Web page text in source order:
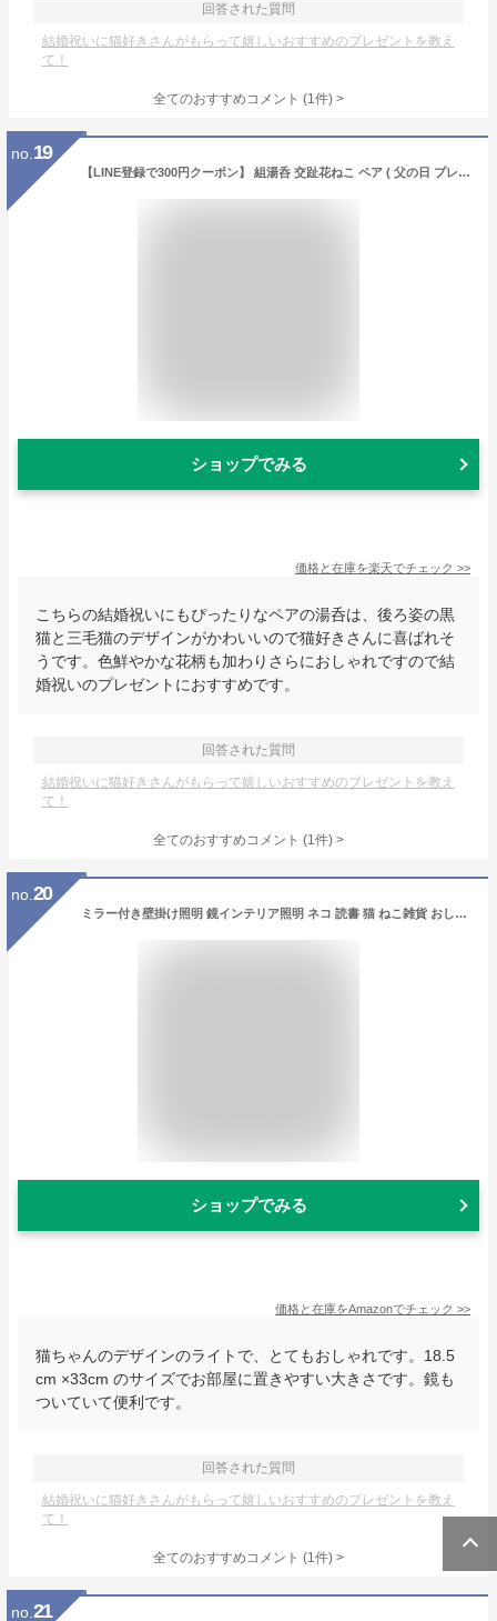
回答された質問
結婚祝いに猫好きさんがもらって嬉しいおすすめのプレゼントを教え
て！
全てのおすすめコメント (1件) >
no. 19
【LINE登録で300円クーポン】 組湯呑 交趾花ねこ ペア ( 父の日 プレゼント 初任給 湯呑み 湯のみ セット 湯飲み おすすめ セット 清水焼 京焼 結婚 出産 内祝い 引き出物 金婚式 誕生日プレゼント 還暦祝い 古希 喜寿 米寿 退職 定年 プレゼント お祝い お返し お礼 )
ショップでみる
価格と在庫を楽天でチェック >>
こちらの結婚祝いにもぴったりなペアの湯呑は、後ろ姿の黒
猫と三毛猫のデザインがかわいいので猫好きさんに喜ばれそ
うです。色鮮やかな花柄も加わりさらにおしゃれですので結
婚祝いのプレゼントにおすすめです。
回答された質問
結婚祝いに猫好きさんがもらって嬉しいおすすめのプレゼントを教え
て！
全てのおすすめコメント (1件) >
no. 20
ミラー付き壁掛け照明 鏡インテリア照明 ネコ 読書 猫 ねこ雑貨 おしゃれ ウォールライト 寝室 18.5×33cm 親子ネコの壁掛けランプ
ショップでみる
価格と在庫をAmazonでチェック >>
猫ちゃんのデザインのライトで、とてもおしゃれです。18.5
cm ×33cm のサイズでお部屋に置きやすい大きさです。鏡も
ついていて便利です。
回答された質問
結婚祝いに猫好きさんがもらって嬉しいおすすめのプレゼントを教え
て！
全てのおすすめコメント (1件) >
no. 21